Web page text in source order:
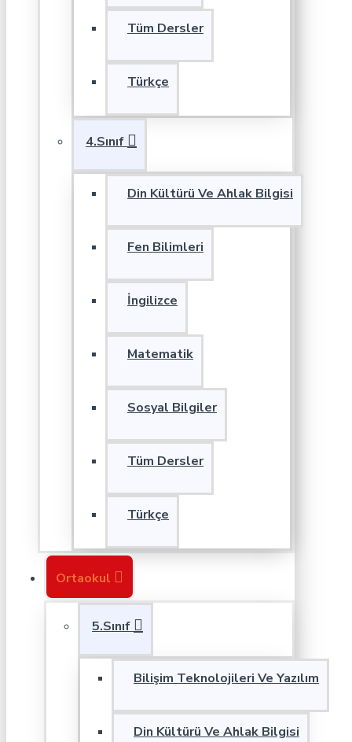
Tüm Dersler
Türkçe
4.Sınıf
Din Kültürü Ve Ahlak Bilgisi
Fen Bilimleri
İngilizce
Matematik
Sosyal Bilgiler
Tüm Dersler
Türkçe
Ortaokul
5.Sınıf
Bilişim Teknolojileri Ve Yazılım
Din Kültürü Ve Ahlak Bilgisi